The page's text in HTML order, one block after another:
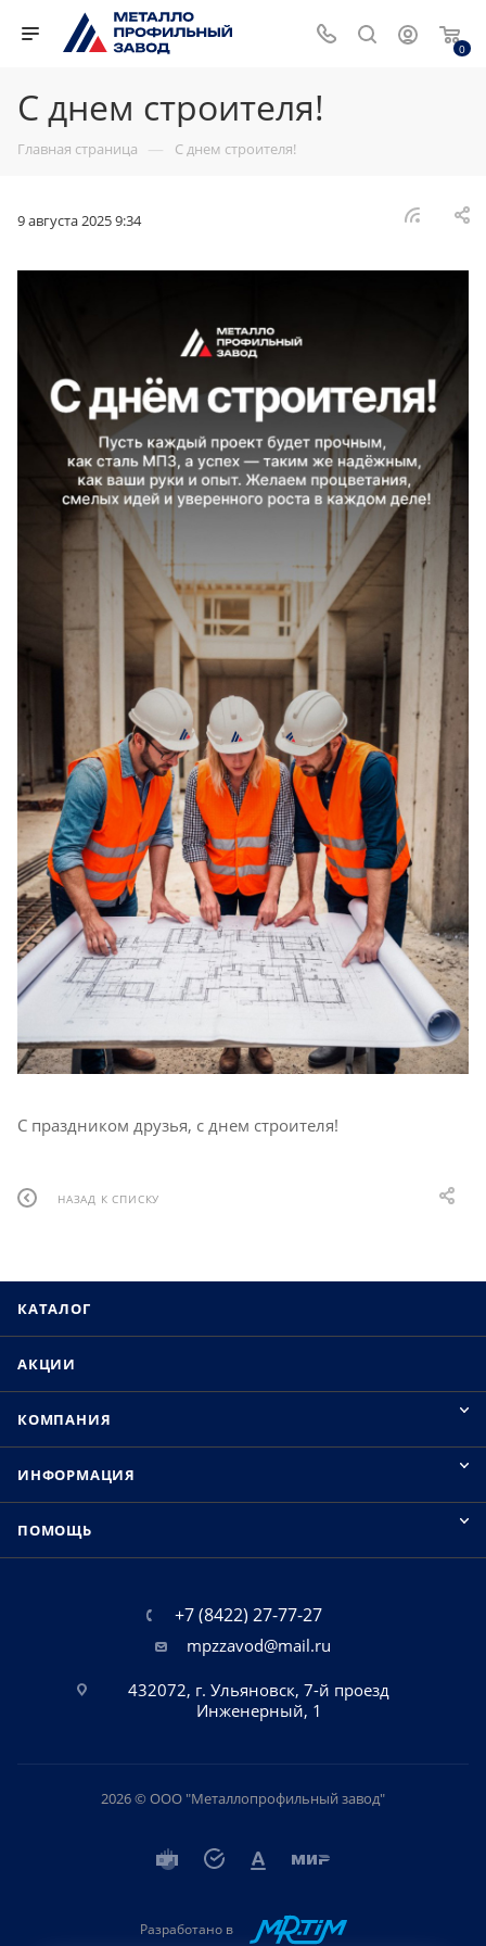
0
С днем строителя!
Главная страница — С днем строителя!
9 августа 2025 9:34
С праздником друзья, с днем строителя!
НАЗАД К СПИСКУ
КАТАЛОГ
АКЦИИ
КОМПАНИЯ
ИНФОРМАЦИЯ
ПОМОЩЬ
+7 (8422) 27-77-27
mpzzavod@mail.ru
432072, г. Ульяновск, 7-й проезд
Инженерный, 1
2026 © ООО "Металлопрофильный завод"
Разработано в